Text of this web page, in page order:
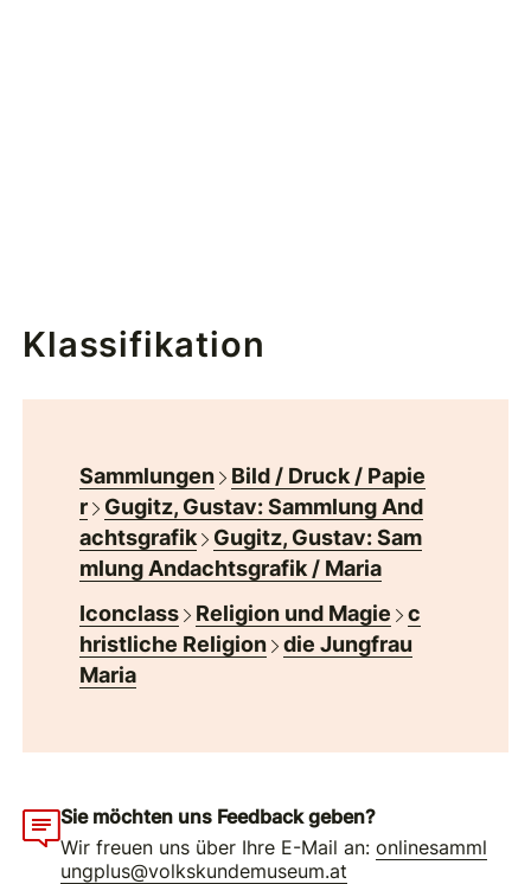
Klassifikation
Sammlungen
Bild / Druck / Papie
r
Gugitz, Gustav: Sammlung And
achtsgrafik
Gugitz, Gustav: Sam
mlung Andachtsgrafik / Maria
Iconclass
Religion und Magie
c
hristliche Religion
die Jungfrau
Maria
Sie möchten uns Feedback geben?
Wir freuen uns über Ihre E-Mail an:onlinesamml
ungplus@volkskundemuseum.at